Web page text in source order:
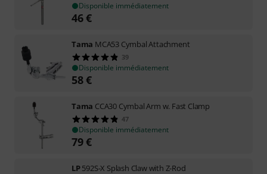
Disponible immédiatement
46€
Tama MCA53 Cymbal Attachment
39
Disponible immédiatement
58€
Tama CCA30 Cymbal Arm w. Fast Clamp
47
Disponible immédiatement
79€
LP592S-X Splash Claw with Z-Rod